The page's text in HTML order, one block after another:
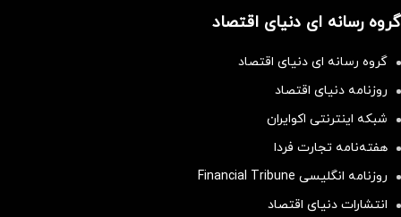
گروه رسانه ای دنیای اقتصاد
گروه رسانه ای دنیای اقتصاد
روزنامه دنیای اقتصاد
شبکه اینترنتی اکوایران
هفته‌نامه تجارت فردا
روزنامه انگلیسی Financial Tribune
انتشارات دنیای اقتصاد